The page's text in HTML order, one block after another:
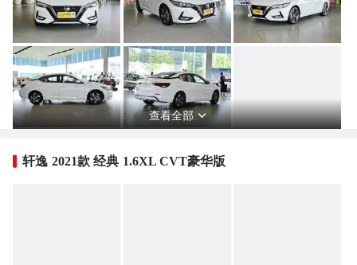
查看全部
轩逸 2021款 经典 1.6XL CVT豪华版